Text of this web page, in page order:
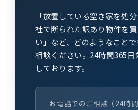
「放置している空き家を処
社で断られた訳あり物件を
い」など、どのようなこと
相談ください。24時間365日
しております。
お電話でのご相談（24時間